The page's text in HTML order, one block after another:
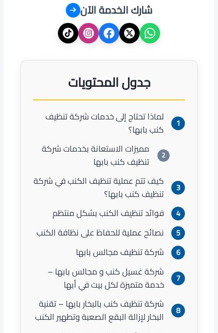
شارك الخدمة الآن
جدول المحتويات
لماذا تحتاج إلى خدمات شركة تنظيف
كنب بابها؟
مميزات الاستعانة بخدمات شركة
تنظيف كنب بابها
كيف تتم عملية تنظيف الكنب في شركة
تنظيف كنب بابها؟
فوائد تنظيف الكنب بشكل منتظم
نصائح عملية للحفاظ على نظافة الكنب
شركة تنظيف مجالس بابها
شركة غسيل كنب و مجالس بابها –
خدمة متميزة لكل بيت في أبها
شركة تنظيف كنب بالبخار بابها – تقنية
البخار لإزالة البقع الصعبة وتطهير الكنب